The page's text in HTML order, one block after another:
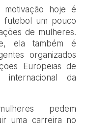
motivação hoje é
futebol um pouco
de mulheres.
ela também é
organizados
Europeias de
da
pedem
uma carreira no